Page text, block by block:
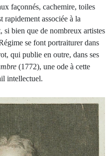
façonnés, cachemire, toiles
rapidement associée à la
si bien que de nombreux artistes
se font portraiturer dans
qui publie en outre, dans ses
(1772), une ode à cette
intellectuel.